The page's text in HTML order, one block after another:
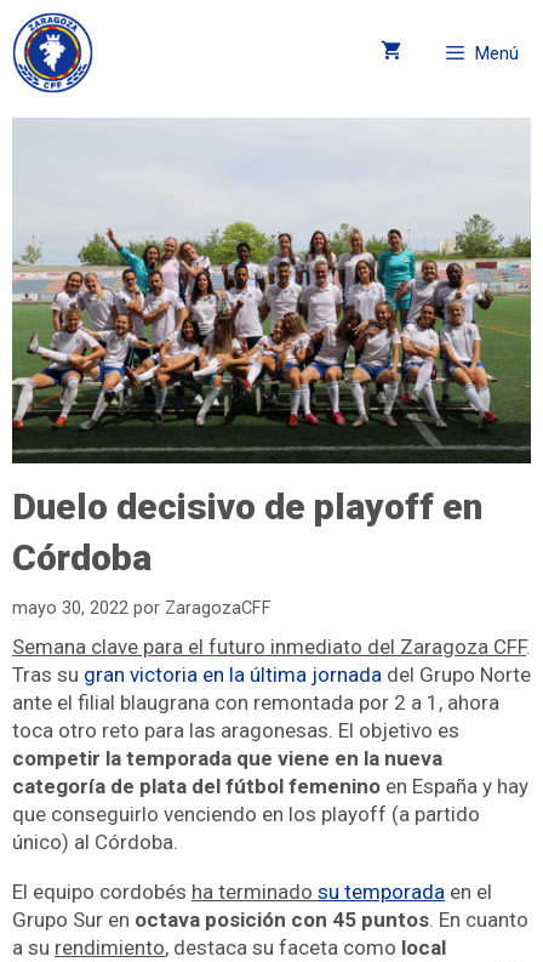
Menú
Duelo decisivo de playoff en
Córdoba
mayo 30, 2022 por ZaragozaCFF
Semana clave para el futuro inmediato del Zaragoza CFF.
Tras su gran victoria en la última jornada del Grupo Norte
ante el filial blaugrana con remontada por 2 a 1, ahora
toca otro reto para las aragonesas. El objetivo es
competir la temporada que viene en la nueva
categoría de plata del fútbol femenino en España y hay
que conseguirlo venciendo en los playoff (a partido
único) al Córdoba.
El equipo cordobés ha terminado su temporada en el
Grupo Sur en octava posición con 45 puntos. En cuanto
a su rendimiento, destaca su faceta como local